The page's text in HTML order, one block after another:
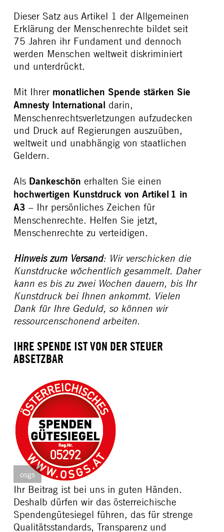
Dieser Satz aus Artikel 1 der Allgemeinen
Erklärung der Menschenrechte bildet seit
75 Jahren ihr Fundament und dennoch
werden Menschen weltweit diskriminiert
und unterdrückt.
Mit Ihrer monatlichen Spende stärken Sie
Amnesty International darin,
Menschenrechtsverletzungen aufzudecken
und Druck auf Regierungen auszuüben,
weltweit und unabhängig von staatlichen
Geldern.
Als Dankeschön erhalten Sie einen
hochwertigen Kunstdruck von Artikel 1 in
A3 – Ihr persönliches Zeichen für
Menschenrechte. Helfen Sie jetzt,
Menschenrechte zu verteidigen.
Hinweis zum Versand: Wir verschicken die
Kunstdrucke wöchentlich gesammelt. Daher
kann es bis zu zwei Wochen dauern, bis Ihr
Kunstdruck bei Ihnen ankommt. Vielen
Dank für Ihre Geduld, so können wir
ressourcenschonend arbeiten.
IHRE SPENDE IST VON DER STEUER
ABSETZBAR
osgs
Ihr Beitrag ist bei uns in guten Händen.
Deshalb dürfen wir das österreichische
Spendengütesiegel führen, das für strenge
Qualitätsstandards, Transparenz und